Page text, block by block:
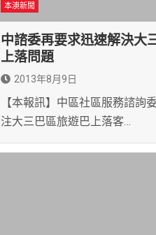
本澳新聞
中諮委再要求迅速解決大
上落問題
2013年8月9日
【本報訊】中區社區服務諮詢
注大三巴區旅遊巴上落客…